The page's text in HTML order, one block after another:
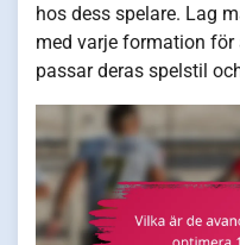
hos dess spelare. Lag
med varje formation
passar deras spelstil